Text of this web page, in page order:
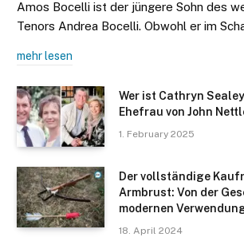
Amos Bocelli ist der jüngere Sohn des
Tenors Andrea Bocelli. Obwohl er im
mehr lesen
Wer ist Cathryn
Ehefrau von John
1. February 2025
Der vollständige
Armbrust: Von der
modernen
18. April 2024